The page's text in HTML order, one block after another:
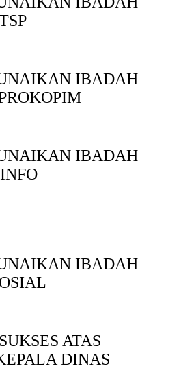
IBADAH
IBADAH
IBADAH
ATAS
DINAS